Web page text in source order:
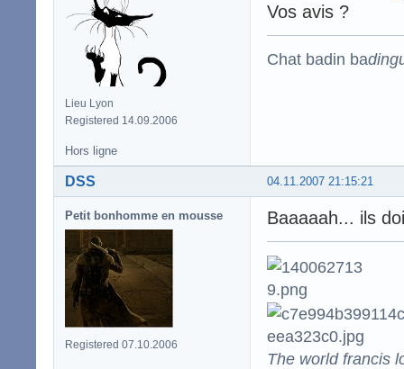
Lieu Lyon
Registered 14.09.2006
Vos avis ?
Chat badin ba
Hors ligne
04.11.2007 21:15:21
DSS
Petit bonhomme en mousse
Registered 07.10.2006
Baaaaah... ils
The world francis